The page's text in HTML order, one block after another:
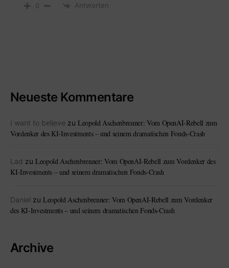
0 Antworten
Neueste Kommentare
I want to believe zu Leopold Aschenbrenner: Vom OpenAI-Rebell zum
Vordenker des KI-Investments – und seinem dramatischen Fonds-Crash
Lad zu Leopold Aschenbrenner: Vom OpenAI-Rebell zum Vordenker des
KI-Investments – und seinem dramatischen Fonds-Crash
Daniel zu Leopold Aschenbrenner: Vom OpenAI-Rebell zum Vordenker
des KI-Investments – und seinem dramatischen Fonds-Crash
Archive